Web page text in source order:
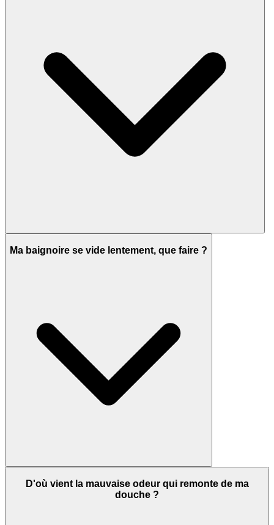
Ma baignoire se vide lentement, que faire ?
D'où vient la mauvaise odeur qui remonte de ma
douche ?